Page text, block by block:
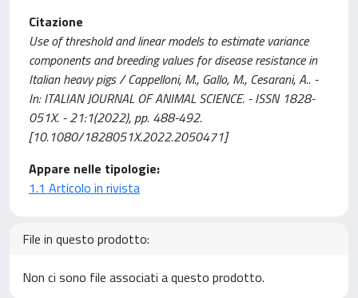
Citazione
Use of threshold and linear models to estimate variance
components and breeding values for disease resistance in
Italian heavy pigs / Cappelloni, M., Gallo, M., Cesarani, A.. -
In: ITALIAN JOURNAL OF ANIMAL SCIENCE. - ISSN 1828-
051X. - 21:1(2022), pp. 488-492.
[10.1080/1828051X.2022.2050471]
Appare nelle tipologie:
1.1 Articolo in rivista
File in questo prodotto:
Non ci sono file associati a questo prodotto.